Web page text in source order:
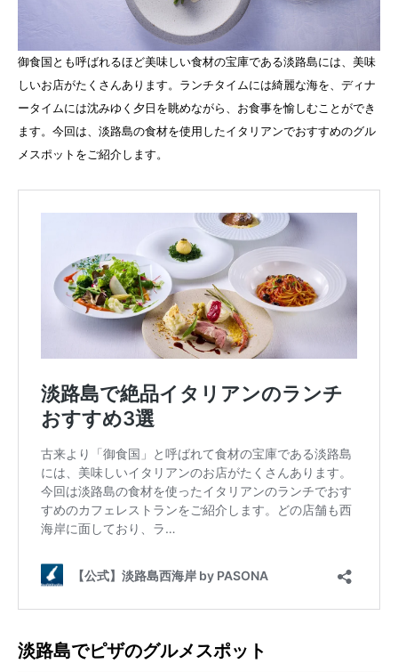
御食国とも呼ばれるほど美味しい食材の宝庫である淡路島には、美味
しいお店がたくさんあります。ランチタイムには綺麗な海を、ディナ
ータイムには沈みゆく夕日を眺めながら、お食事を愉しむことができ
ます。今回は、淡路島の食材を使用したイタリアンでおすすめのグル
メスポットをご紹介します。
淡路島でピザのグルメスポット